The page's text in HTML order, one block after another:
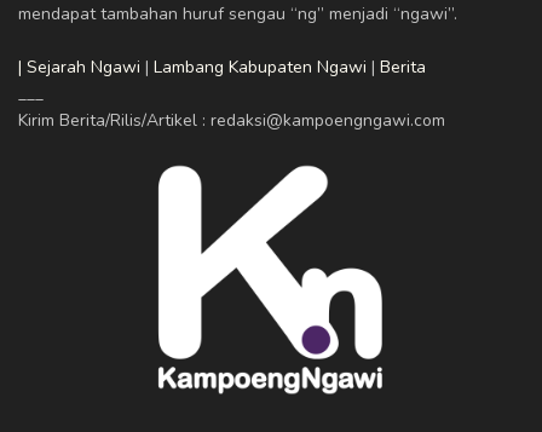
mendapat tambahan huruf sengau “ng” menjadi “ngawi”.
| Sejarah Ngawi | Lambang Kabupaten Ngawi | Berita
Kirim Berita/Rilis/Artikel : redaksi@kampoengngawi.com